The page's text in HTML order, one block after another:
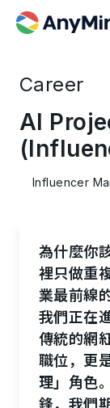
Career
AI
Influencer
為什麼你
裡只做重
業最前線
我們正在
傳統的網
職位，更
理」角色
鋒，我們